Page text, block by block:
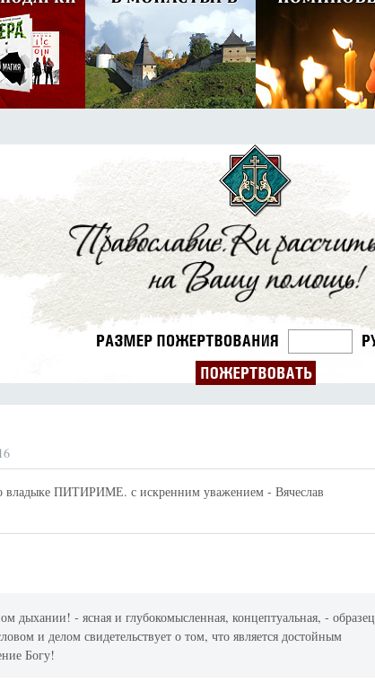
владыке ПИТИРИМЕ. с искренним уважением - Вячеслав
дыхании! - ясная и глубокомысленная, концептуальная, - образец
и делом свидетельствует о том, что является достойным
Богу!